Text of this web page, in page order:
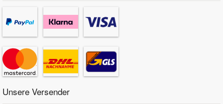
Unsere Versender